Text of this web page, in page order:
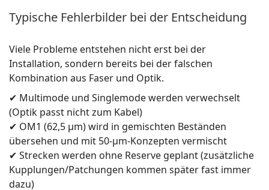
Typische Fehlerbilder bei der Entscheidung
Viele Probleme entstehen nicht erst bei der
Installation, sondern bereits bei der falschen
Kombination aus Faser und Optik.
✔ Multimode und Singlemode werden verwechselt
(Optik passt nicht zum Kabel)
✔ OM1 (62,5 µm) wird in gemischten Beständen
übersehen und mit 50-µm-Konzepten vermischt
✔ Strecken werden ohne Reserve geplant (zusätzliche
Kupplungen/Patchungen kommen später fast immer
dazu)